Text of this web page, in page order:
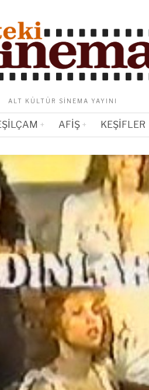
ALT KÜLTÜR SINEMA YAYINI
AFIŞ KEŞIFLER